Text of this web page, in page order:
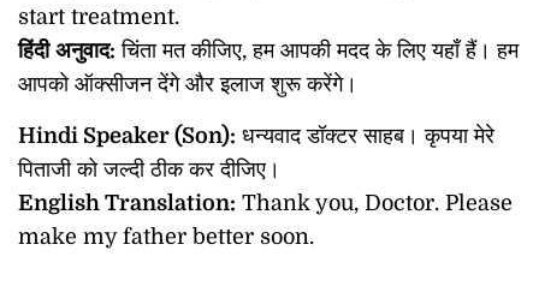
start treatment.
हिंदी अनुवाद: चिंता मत कीजिए, हम आपकी मदद के लिए यहाँ हैं। हम
आपको ऑक्सीजन देंगे और इलाज शुरू करेंगे।
Hindi Speaker (Son): धन्यवाद डॉक्टर साहब। कृपया मेरे
पिताजी को जल्दी ठीक कर दीजिए।
English Translation: Thank you, Doctor. Please
make my father better soon.